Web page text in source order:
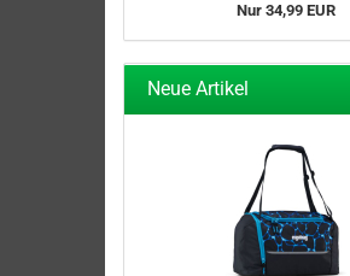
Nur 34,99 EUR
Neue Artikel